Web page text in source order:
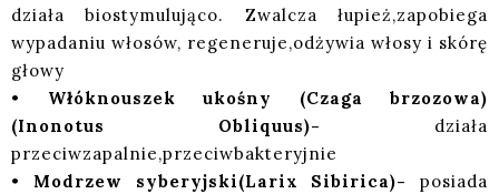
działa biostymulująco. Zwalcza łupież,zapobiega
wypadaniu włosów, regeneruje,odżywia włosy i skórę
głowy
• Włóknouszek ukośny (Czaga brzozowa)
(Inonotus Obliquus)-
działa
przeciwzapalnie,przeciwbakteryjnie
• Modrzew syberyjski(Larix Sibirica)-
posiada